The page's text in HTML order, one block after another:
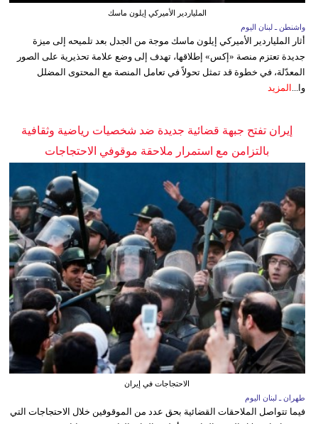
الملياردير الأميركي إيلون ماسك
واشنطن ـ لبنان اليوم
أثار الملياردير الأميركي إيلون ماسك موجة من الجدل بعد تلميحه إلى ميزة
جديدة تعتزم منصة «إكس» إطلاقها، تهدف إلى وضع علامة تحذيرية على الصور
المعدّلة، في خطوة قد تمثل تحولاً في تعامل المنصة مع المحتوى المضلل
وا... المزيد
إيران تفتح جبهة قضائية جديدة ضد شخصيات رياضية وثقافية
بالتزامن مع استمرار ملاحقة موقوفي الاحتجاجات
الاحتجاجات في إيران
طهران ـ لبنان اليوم
فيما تتواصل الملاحقات القضائية بحق عدد من الموقوفين خلال الاحتجاجات التي